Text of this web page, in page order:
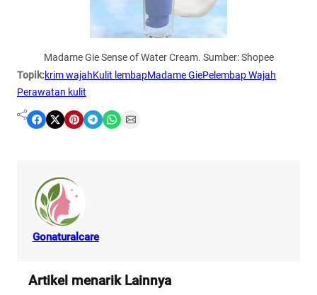
Madame Gie Sense of Water Cream. Sumber: Shopee
Topik:krim wajahKulit lembapMadame GiePelembap Wajah
Perawatan kulit
Share on Facebook Share on X Share on Pinterest Share on Telegram Share on WhatsApp Share on Email
Gonaturalcare
Artikel menarik Lainnya